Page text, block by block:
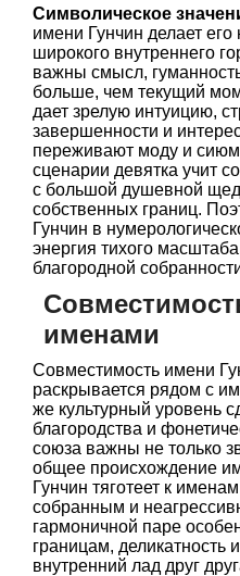
Символическое
имени Гунчин делает
широкого внутреннего
важны смысл,
больше, чем текущий
дает зрелую интуицию,
завершенности и
переживают моду и
сценарии девятка учит
с большой душевной
собственных границ.
Гунчин в
энергия тихого
благородной
именами
Совместимость имени
раскрывается рядом с
же культурный уровень
благородства и
союза важны не только
общее происхождение
Гунчин тяготеет к
собранным и
гармоничной паре
границам, деликатность
внутренний лад друг